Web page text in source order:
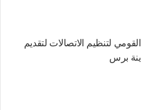
لتنظيم الاتصالات لتقديم
برس